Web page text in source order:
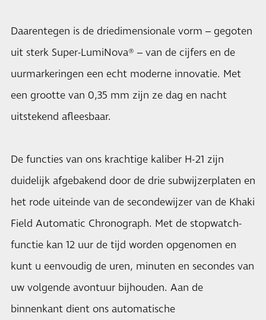
Daarentegen is de driedimensionale vorm – gegoten
uit sterk Super-LumiNova® – van de cijfers en de
uurmarkeringen een echt moderne innovatie. Met
een grootte van 0,35 mm zijn ze dag en nacht
uitstekend afleesbaar.
De functies van ons krachtige kaliber H-21 zijn
duidelijk afgebakend door de drie subwijzerplaten en
het rode uiteinde van de secondewijzer van de Khaki
Field Automatic Chronograph. Met de stopwatch-
functie kan 12 uur de tijd worden opgenomen en
kunt u eenvoudig de uren, minuten en secondes van
uw volgende avontuur bijhouden. Aan de
binnenkant dient ons automatische